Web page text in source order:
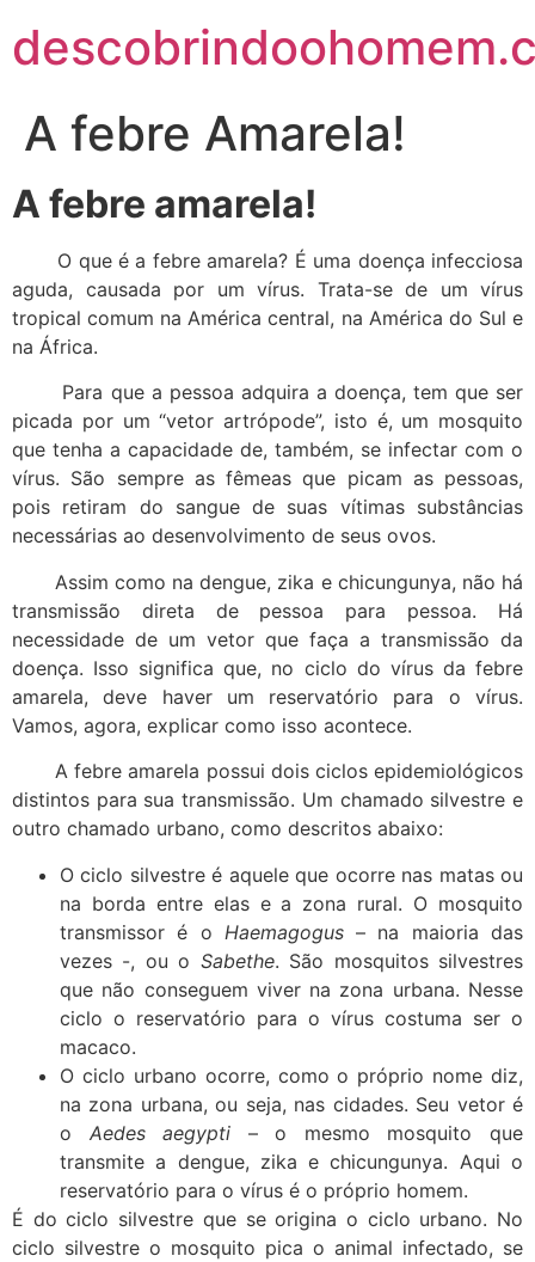
A febre Amarela!
A febre amarela!
O que é a febre amarela? É uma doença infecciosa
aguda, causada por um vírus. Trata-se de um vírus
tropical comum na América central, na América do Sul e
na África.
Para que a pessoa adquira a doença, tem que ser
picada por um “vetor artrópode”, isto é, um mosquito
que tenha a capacidade de, também, se infectar com o
vírus. São sempre as fêmeas que picam as pessoas,
pois retiram do sangue de suas vítimas substâncias
necessárias ao desenvolvimento de seus ovos.
Assim como na dengue, zika e chicungunya, não há
transmissão direta de pessoa para pessoa. Há
necessidade de um vetor que faça a transmissão da
doença. Isso significa que, no ciclo do vírus da febre
amarela, deve haver um reservatório para o vírus.
Vamos, agora, explicar como isso acontece.
A febre amarela possui dois ciclos epidemiológicos
distintos para sua transmissão. Um chamado silvestre e
outro chamado urbano, como descritos abaixo:
O ciclo silvestre é aquele que ocorre nas matas ou
na borda entre elas e a zona rural. O mosquito
transmissor é o Haemagogus– na maioria das
vezes -, ou o Sabethe. São mosquitos silvestres
que não conseguem viver na zona urbana. Nesse
ciclo o reservatório para o vírus costuma ser o
macaco.
O ciclo urbano ocorre, como o próprio nome diz,
na zona urbana, ou seja, nas cidades. Seu vetor é
o Aedes aegypti – o mesmo mosquito que
transmite a dengue, zika e chicungunya. Aqui o
reservatório para o vírus é o próprio homem.
É do ciclo silvestre que se origina o ciclo urbano. No
ciclo silvestre o mosquito pica o animal infectado, se